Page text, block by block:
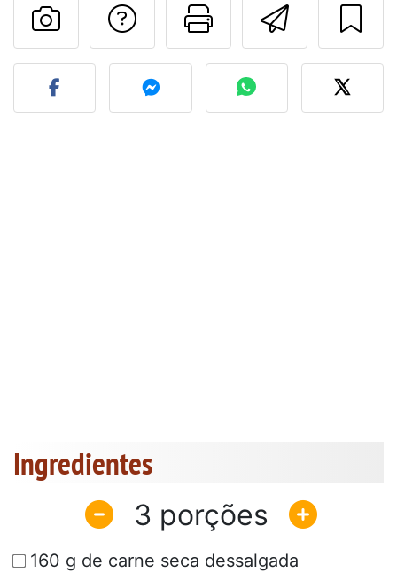
Imprima
Falar com o autor
Fez esta receita?
Ingredientes
3
160 g de carne seca dessalgada